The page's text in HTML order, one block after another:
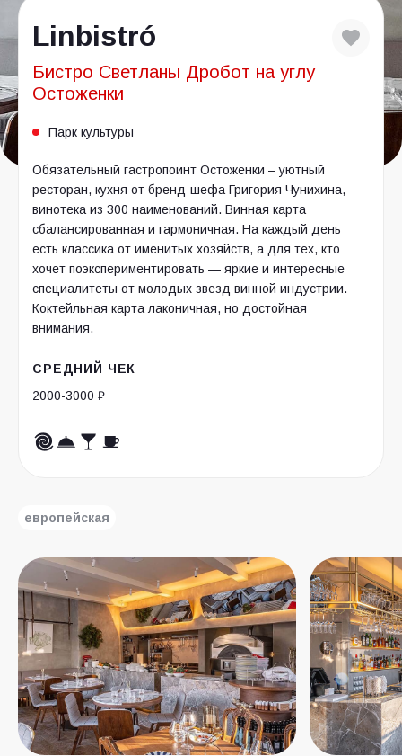
Linbistró
Бистро Светланы Дробот на углу
Остоженки
Парк культуры
Обязательный гастропоинт Остоженки – уютный
ресторан, кухня от бренд-шефа Григория Чунихина,
винотека из 300 наименований. Винная карта
сбалансированная и гармоничная. На каждый день
есть классика от именитых хозяйств, а для тех, кто
хочет поэкспериментировать — яркие и интересные
специалитеты от молодых звезд винной индустрии.
Коктейльная карта лаконичная, но достойная
внимания.
СРЕДНИЙ ЧЕК
2000-3000 ₽
европейская